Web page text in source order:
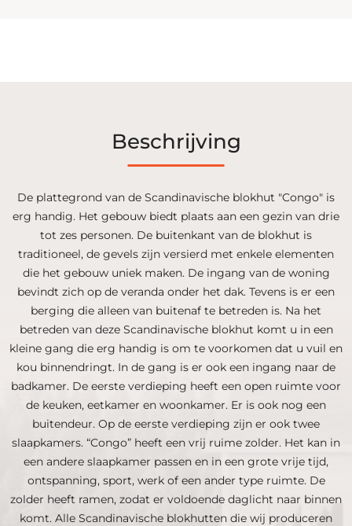
Beschrijving
De plattegrond van de Scandinavische blokhut "Congo" is
erg handig. Het gebouw biedt plaats aan een gezin van drie
tot zes personen. De buitenkant van de blokhut is
traditioneel, de gevels zijn versierd met enkele elementen
die het gebouw uniek maken. De ingang van de woning
bevindt zich op de veranda onder het dak. Tevens is er een
berging die alleen van buitenaf te betreden is. Na het
betreden van deze Scandinavische blokhut komt u in een
kleine gang die erg handig is om te voorkomen dat u vuil en
kou binnendringt. In de gang is er ook een ingang naar de
badkamer. De eerste verdieping heeft een open ruimte voor
de keuken, eetkamer en woonkamer. Er is ook nog een
buitendeur. Op de eerste verdieping zijn er ook twee
slaapkamers. “Congo” heeft een vrij ruime zolder. Het kan in
een andere slaapkamer passen en in een grote vrije tijd,
ontspanning, sport, werk of een ander type ruimte. De
zolder heeft ramen, zodat er voldoende daglicht naar binnen
komt. Alle Scandinavische blokhutten die wij produceren